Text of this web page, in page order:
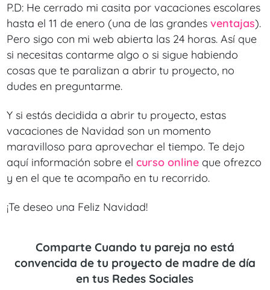
P.D: He cerrado mi casita por vacaciones escolares
hasta el 11 de enero (una de las grandesventajas).
Pero sigo con mi web abierta las 24 horas. Así que
si necesitas contarme algo o si sigue habiendo
cosas que te paralizan a abrir tu proyecto, no
dudes en preguntarme.
Y si estás decidida a abrir tu proyecto, estas
vacaciones de Navidad son un momento
maravilloso para aprovechar el tiempo. Te dejo
aquí información sobre elcurso online que ofrezco
y en el que te acompaño en tu recorrido.
¡Te deseo una Feliz Navidad!
Comparte Cuando tu pareja no está
convencida de tu proyecto de madre de día
en tus Redes Sociales